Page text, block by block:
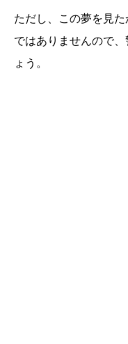
ただし、この夢を見
ではありませんので
ょう。